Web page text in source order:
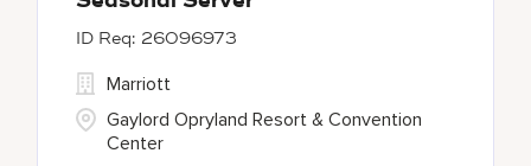
26096973
Marriott
Gaylord Opryland Resort & Convention
Center